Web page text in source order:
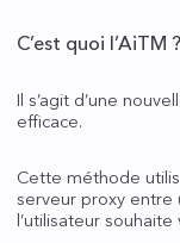
C’est quoi l’AiTM ?
Il s’agit d’une
efficace.
Cette méthode
serveur proxy entre
l’utilisateur souhaite